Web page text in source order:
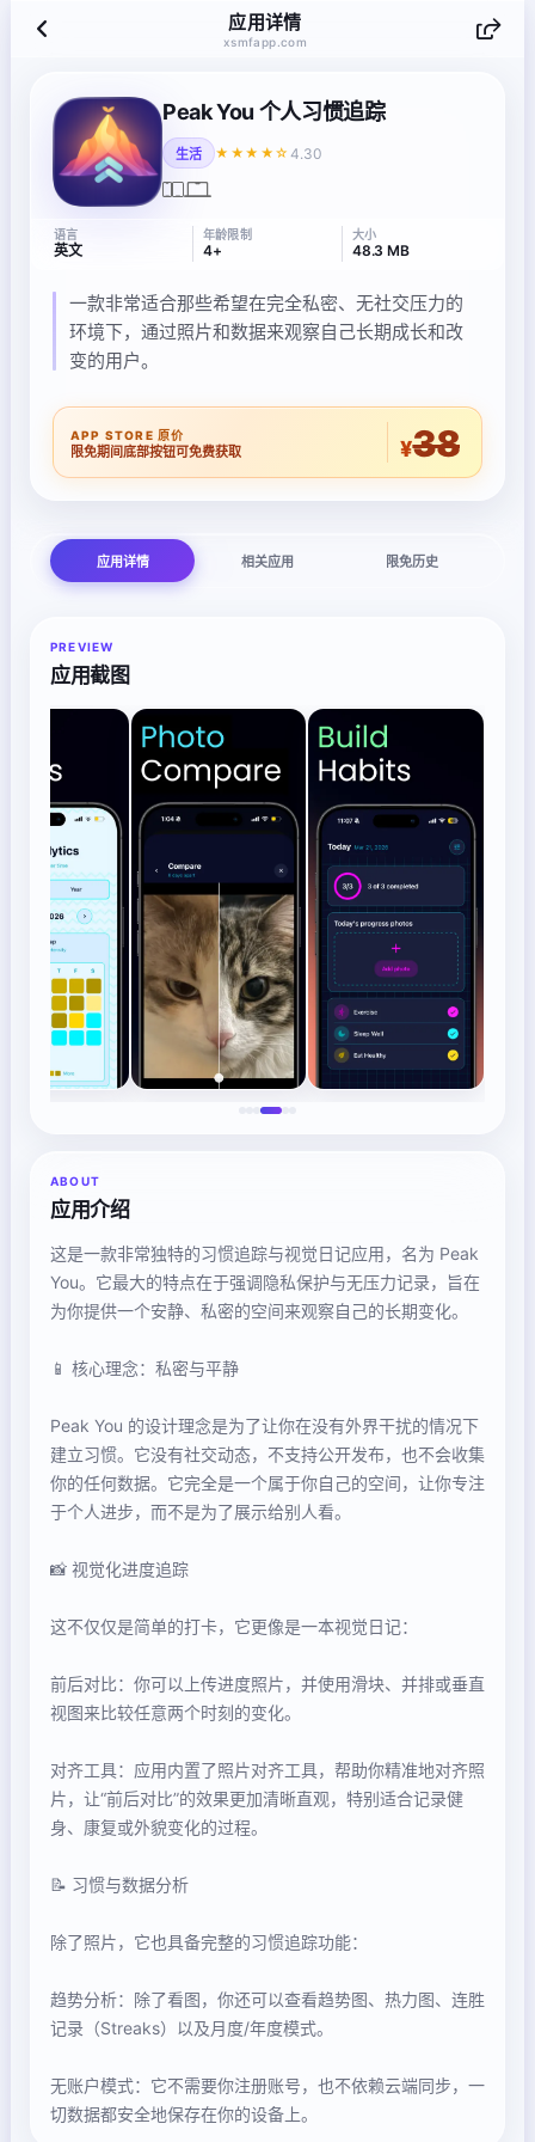
应用详情
xsmfapp.com
Peak You 个人习惯追踪
生活 ★★★★☆ 4.30
语言
英文
年龄限制
4+
大小
48.3 MB
一款非常适合那些希望在完全私密、无社交压力的
环境下，通过照片和数据来观察自己长期成长和改
变的用户。
APP STORE 原价
限免期间底部按钮可免费获取 ¥38
应用详情 相关应用 限免历史
PREVIEW
应用截图
ABOUT
应用介绍
这是一款非常独特的习惯追踪与视觉日记应用，名为 Peak
You。它最大的特点在于强调隐私保护与无压力记录，旨在
为你提供一个安静、私密的空间来观察自己的长期变化。
📱 核心理念：私密与平静
Peak You 的设计理念是为了让你在没有外界干扰的情况下
建立习惯。它没有社交动态，不支持公开发布，也不会收集
你的任何数据。它完全是一个属于你自己的空间，让你专注
于个人进步，而不是为了展示给别人看。
📸 视觉化进度追踪
这不仅仅是简单的打卡，它更像是一本视觉日记：
前后对比：你可以上传进度照片，并使用滑块、并排或垂直
视图来比较任意两个时刻的变化。
对齐工具：应用内置了照片对齐工具，帮助你精准地对齐照
片，让“前后对比”的效果更加清晰直观，特别适合记录健
身、康复或外貌变化的过程。
📝 习惯与数据分析
除了照片，它也具备完整的习惯追踪功能：
趋势分析：除了看图，你还可以查看趋势图、热力图、连胜
记录（Streaks）以及月度/年度模式。
无账户模式：它不需要你注册账号，也不依赖云端同步，一
切数据都安全地保存在你的设备上。